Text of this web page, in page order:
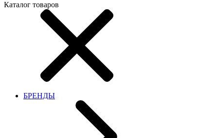
Каталог товаров
БРЕНДЫ